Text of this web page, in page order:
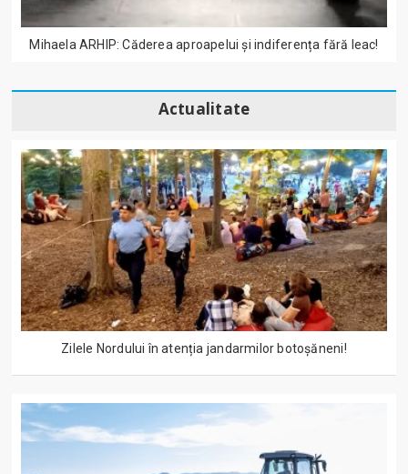
Mihaela ARHIP: Căderea aproapelui și indiferența fără leac!
Actualitate
Zilele Nordului în atenția jandarmilor botoșăneni!